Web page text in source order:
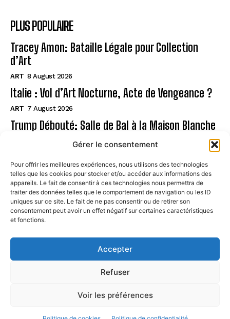
Gérer le consentement
Pour offrir les meilleures expériences, nous utilisons des technologies
telles que les cookies pour stocker et/ou accéder aux informations des
appareils. Le fait de consentir à ces technologies nous permettra de
traiter des données telles que le comportement de navigation ou les ID
uniques sur ce site. Le fait de ne pas consentir ou de retirer son
consentement peut avoir un effet négatif sur certaines caractéristiques
et fonctions.
Accepter
Refuser
Voir les préférences
PLUS POPULAIRE
Tracey Amon: Bataille Légale pour Collection
d’Art
ART 8 August 2026
Italie : Vol d’Art Nocturne, Acte de Vengeance ?
ART 7 August 2026
Trump Débouté: Salle de Bal à la Maison Blanche
Page
CONTACT
MENTIONS LÉGALES